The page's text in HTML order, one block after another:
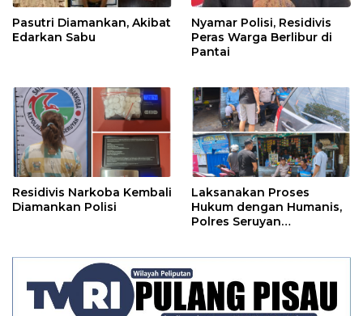
Pasutri Diamankan, Akibat
Edarkan Sabu
Nyamar Polisi, Residivis
Peras Warga Berlibur di
Pantai
Residivis Narkoba Kembali
Diamankan Polisi
Laksanakan Proses
Hukum dengan Humanis,
Polres Seruyan
Massa